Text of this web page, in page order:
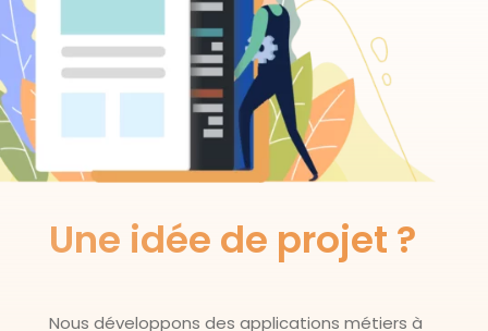
Une idée de projet ?
Nous développons des applications métiers à